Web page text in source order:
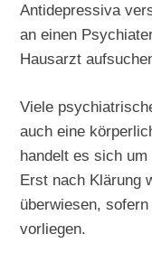
Antidepressiva
an einen
Hausarzt
Viele
auch eine
handelt es sich
Erst nach Klärung
überwiesen,
vorliegen.